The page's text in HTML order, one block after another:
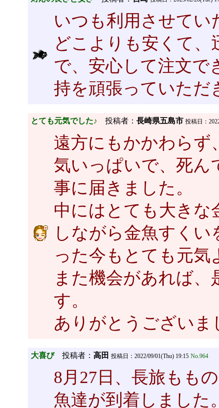
いつも利用させて
どこよりも安くて
で、安心して注文で
持を頑張っていただ
とても元気でした♪ 投稿者： 長崎県五島市 投稿日：
遠方にもかかわらず
気いっぱいで、死ん
事に届きました。
中にはとても大きな
しながら金魚すく
った今もとても元気
また機会があれば
す。
ありがとうございま
大喜び投稿者： 高田 投稿日：2022/09/01(Thu) 19:15 No.964
8月27日、長旅もも
魚達が到着しました